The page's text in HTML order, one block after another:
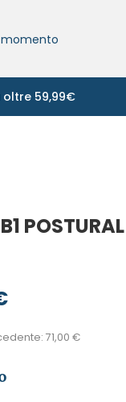
oltre 59,99€
71,00 €